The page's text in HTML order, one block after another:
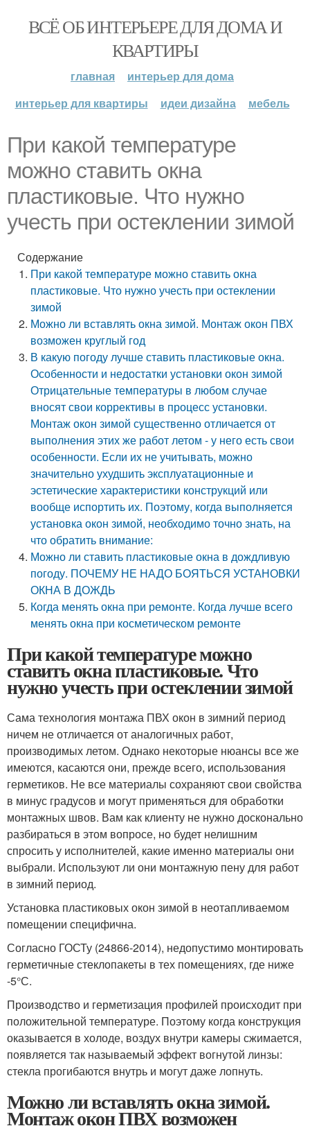
ВСЁ ОБ ИНТЕРЬЕРЕ ДЛЯ ДОМА И
КВАРТИРЫ
главная
интерьер для дома
интерьер для квартиры
идеи дизайна мебель
При какой температуре
можно ставить окна
пластиковые. Что нужно
учесть при остеклении зимой
Содержание
При какой температуре можно ставить окна
пластиковые. Что нужно учесть при остеклении
зимой
Можно ли вставлять окна зимой. Монтаж окон ПВХ
возможен круглый год
В какую погоду лучше ставить пластиковые окна.
Особенности и недостатки установки окон зимой
Отрицательные температуры в любом случае
вносят свои коррективы в процесс установки.
Монтаж окон зимой существенно отличается от
выполнения этих же работ летом - у него есть свои
особенности. Если их не учитывать, можно
значительно ухудшить эксплуатационные и
эстетические характеристики конструкций или
вообще испортить их. Поэтому, когда выполняется
установка окон зимой, необходимо точно знать, на
что обратить внимание:
Можно ли ставить пластиковые окна в дождливую
погоду. ПОЧЕМУ НЕ НАДО БОЯТЬСЯ УСТАНОВКИ
ОКНА В ДОЖДЬ
Когда менять окна при ремонте. Когда лучше всего
менять окна при косметическом ремонте
При какой температуре можно
ставить окна пластиковые. Что
нужно учесть при остеклении зимой
Сама технология монтажа ПВХ окон в зимний период
ничем не отличается от аналогичных работ,
производимых летом. Однако некоторые нюансы все же
имеются, касаются они, прежде всего, использования
герметиков. Не все материалы сохраняют свои свойства
в минус градусов и могут применяться для обработки
монтажных швов. Вам как клиенту не нужно досконально
разбираться в этом вопросе, но будет нелишним
спросить у исполнителей, какие именно материалы они
выбрали. Используют ли они монтажную пену для работ
в зимний период.
Установка пластиковых окон зимой в неотапливаемом
помещении специфична.
Согласно ГОСТу (24866-2014), недопустимо монтировать
герметичные стеклопакеты в тех помещениях, где ниже
-5°С.
Производство и герметизация профилей происходит при
положительной температуре. Поэтому когда конструкция
оказывается в холоде, воздух внутри камеры сжимается,
появляется так называемый эффект вогнутой линзы:
стекла прогибаются внутрь и могут даже лопнуть.
Можно ли вставлять окна зимой.
Монтаж окон ПВХ возможен